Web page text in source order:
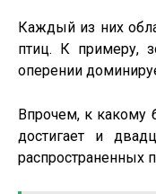
Каждый из них
птиц. К примеру,
оперении
Впрочем, к какому
достигает и
распространенных